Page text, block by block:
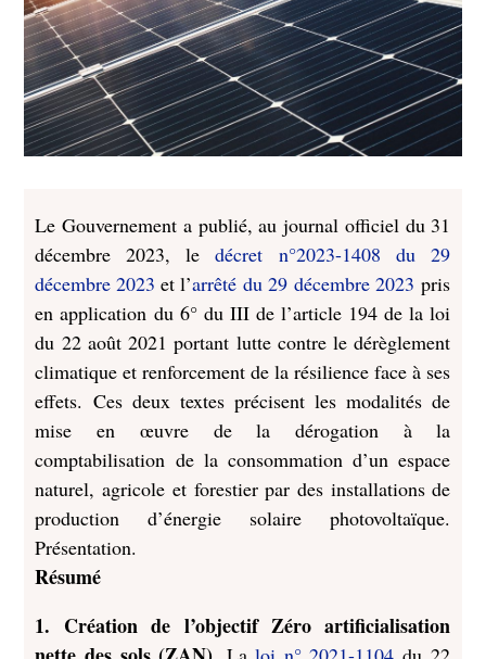
Le Gouvernement a publié, au journal officiel du 31
décembre 2023, ledécret n°2023-1408 du 29
décembre 2023et l’arrêté du 29 décembre 2023 pris
en application du 6° du III de l’article 194 de la loi
du 22 août 2021 portant lutte contre le dérèglement
climatique et renforcement de la résilience face à ses
effets. Ces deux textes précisent les modalités de
mise en œuvre de la dérogation à la
comptabilisation de la consommation d’un espace
naturel, agricole et forestier par des installations de
production d’énergie solaire photovoltaïque.
Présentation.
Résumé
1. Création de l’objectif Zéro artificialisation